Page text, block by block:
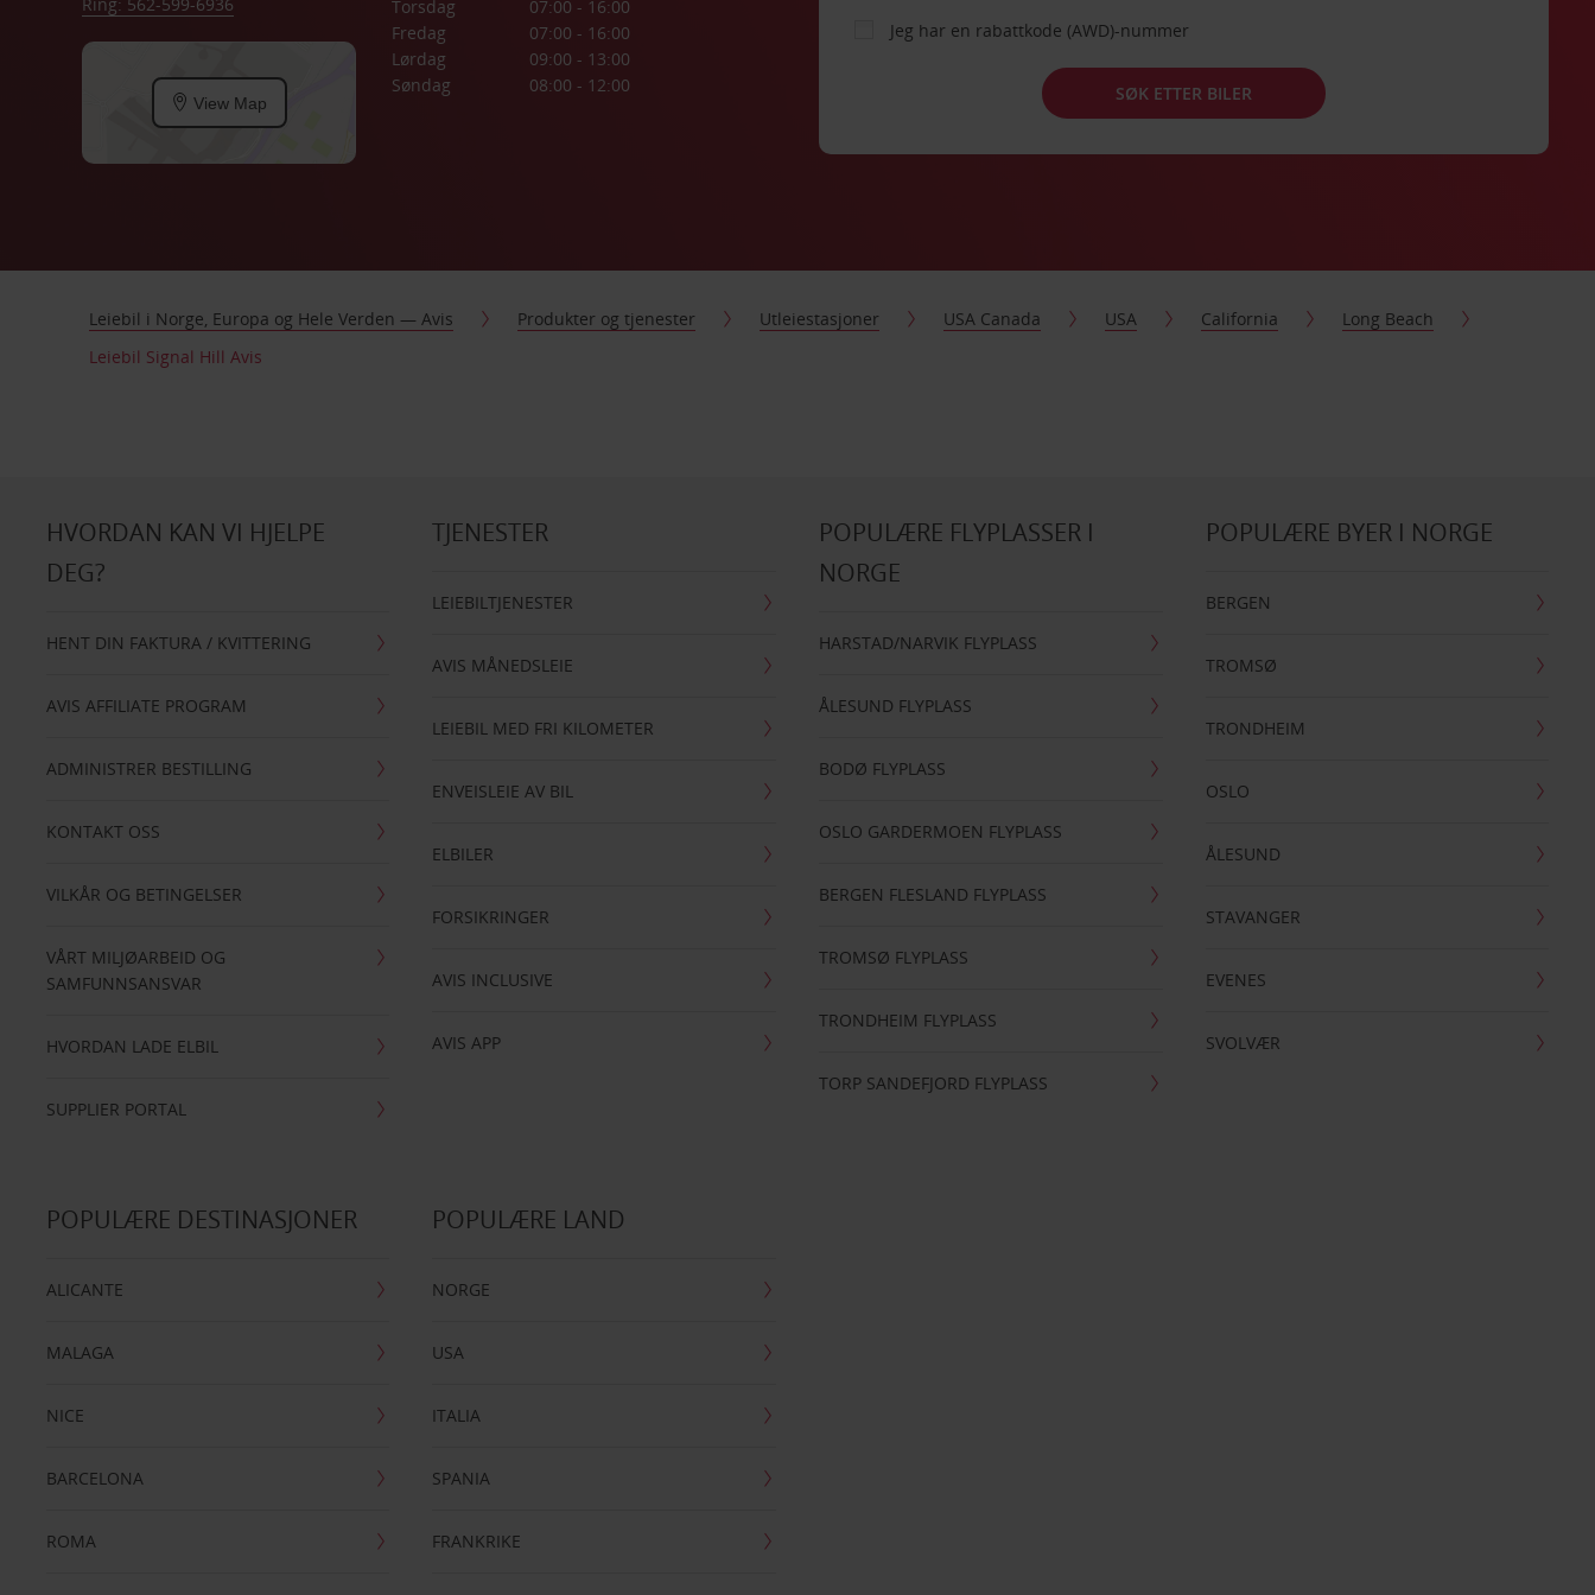
View Map
Torsdag
07:00 - 16:00
Fredag
07:00 - 16:00
Lørdag
09:00 - 13:00
Søndag
08:00 - 12:00
Jeg har en rabattkode (AWD)-nummer
SØK ETTER BILER
Leiebil i Norge, Europa og Hele Verden — Avis Produkter og tjenester Utleiestasjoner USA Canada USA California
Long Beach
Leiebil Signal Hill Avis
HVORDAN KAN VI HJELPE
DEG?
HENT DIN FAKTURA / KVITTERING
AVIS AFFILIATE PROGRAM
ADMINISTRER BESTILLING
KONTAKT OSS
VILKÅR OG BETINGELSER
VÅRT MILJØARBEID OG
SAMFUNNSANSVAR
HVORDAN LADE ELBIL
SUPPLIER PORTAL
TJENESTER
LEIEBILTJENESTER
AVIS MÅNEDSLEIE
LEIEBIL MED FRI KILOMETER
ENVEISLEIE AV BIL
ELBILER
FORSIKRINGER
AVIS INCLUSIVE
AVIS APP
POPULÆRE FLYPLASSER I
NORGE
HARSTAD/NARVIK FLYPLASS
ÅLESUND FLYPLASS
BODØ FLYPLASS
OSLO GARDERMOEN FLYPLASS
BERGEN FLESLAND FLYPLASS
TROMSØ FLYPLASS
TRONDHEIM FLYPLASS
TORP SANDEFJORD FLYPLASS
POPULÆRE BYER I NORGE
BERGEN
TROMSØ
TRONDHEIM
OSLO
ÅLESUND
STAVANGER
EVENES
SVOLVÆR
POPULÆRE DESTINASJONER
ALICANTE
MALAGA
NICE
BARCELONA
ROMA
POPULÆRE LAND
NORGE
USA
ITALIA
SPANIA
FRANKRIKE